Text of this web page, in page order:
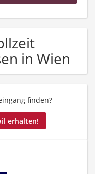
in Wien
finden?
erhalten!